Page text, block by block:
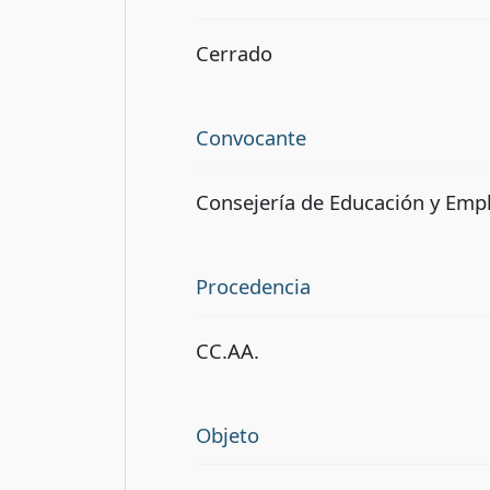
Cerrado
Convocante
Consejería de Educación y
Procedencia
CC.AA.
Objeto